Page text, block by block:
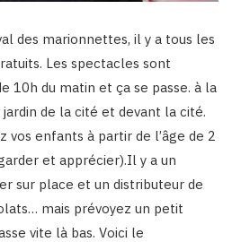
des marionnettes, il y a tous les
Les spectacles sont
10h du matin et ça se passe. à la
de la cité et devant la cité.
vos enfants à partir de l’âge de 2
et apprécier).Il y a un
sur place et un distributeur de
mais prévoyez un petit
vite là bas. Voici le